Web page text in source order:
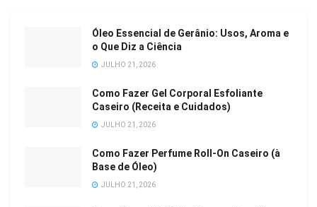
Óleo Essencial de Gerânio: Usos, Aroma e
o Que Diz a Ciência
JULHO 21, 2026
Como Fazer Gel Corporal Esfoliante
Caseiro (Receita e Cuidados)
JULHO 21, 2026
Como Fazer Perfume Roll-On Caseiro (à
Base de Óleo)
JULHO 21, 2026